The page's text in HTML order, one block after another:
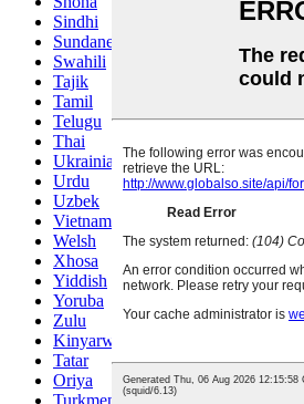
Sindhi
Sundanese
Swahili
Tajik
Tamil
Telugu
Thai
Ukrainian
Urdu
Uzbek
Vietnamese
Welsh
Xhosa
Yiddish
Yoruba
Zulu
Kinyarwanda
Tatar
Oriya
Turkmen